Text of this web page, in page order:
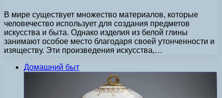
В мире существует множество материалов, которые
человечество использует для создания предметов
искусства и быта. Однако изделия из белой глины
занимают особое место благодаря своей утонченности и
изяществу. Эти произведения искусства,…
Домашний быт